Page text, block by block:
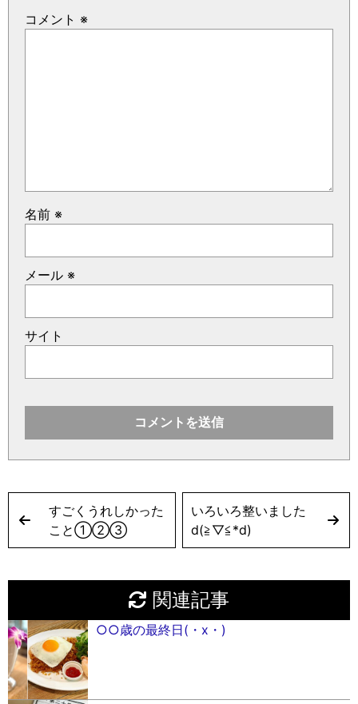
コメント ※
名前 ※
メール ※
サイト
すごくうれしかった
こと①②③
いろいろ整いました
d(≧︎▽︎≦︎*d)
関連記事
○○歳の最終日(・x・)